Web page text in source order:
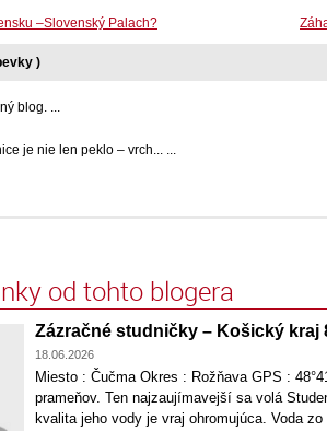
–Slovenský Palach?
)
blog. ...
je nie len peklo – vrch... ...
od tohto blogera
Zázračné studničky – Košický kraj
18.06.2026
Miesto : Čučma Okres : Rožňava GPS :
prameňov. Ten najzaujímavejší sa volá
kvalita jeho vody je vraj ohromujúca. Voda